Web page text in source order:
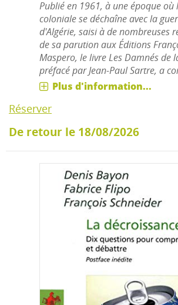
Publié en 1961, à une époque où
coloniale se déchaîne avec la
d'Algérie, saisi à de nombreuses
de sa parution aux Éditions
Maspero, le livre Les Damnés de
préfacé par Jean-Paul Sartre, a
Plus d'information...
Réserver
De retour le 18/08/2026